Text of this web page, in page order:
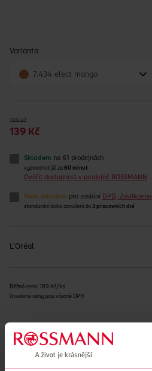
Varianta
7.434 elect mango
189 Kč
139 Kč
Skladem na 61 prodejnách
vyzvednutí již za 60 minut
Ověřit dostupnost v prodejně ROSSMANN
Není skladem pro zaslání DPD, Zásilkovna
standardní doba doručení do 3 pracovních dní
L'Oréal
Běžná cena: 189 Kč/ks
Uvedené ceny jsou včetně DPH